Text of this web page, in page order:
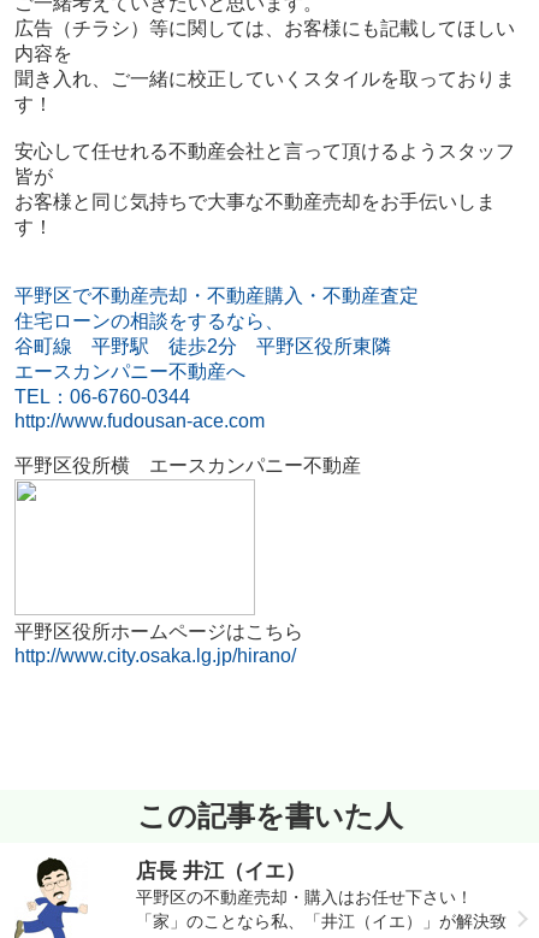
広告（チラシ）等に関しては、お客様にも記載してほしい
内容を
聞き入れ、ご一緒に校正していくスタイルを取っておりま
す！
安心して任せれる不動産会社と言って頂けるようスタッフ
皆が
お客様と同じ気持ちで大事な不動産売却をお手伝いしま
す！
平野区で不動産売却・不動産購入・不動産査定
住宅ローンの相談をするなら、
谷町線 平野駅 徒歩2分 平野区役所東隣
エースカンパニー不動産へ
TEL：06-6760-0344
http://www.fudousan-ace.com
平野区役所横 エースカンパニー不動産
平野区役所ホームページはこちら
http://www.city.osaka.lg.jp/hirano/
この記事を書いた人
店長 井江（イエ）
平野区の不動産売却・購入はお任せ下さい！
「家」のことなら私、「井江（イエ）」が解決致